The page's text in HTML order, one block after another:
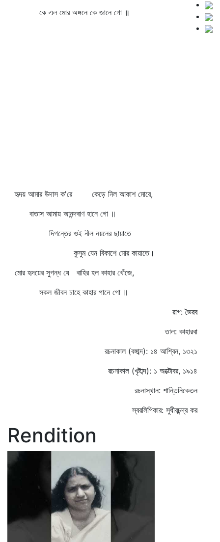
কে এল মোর অঙ্গনে কে জানে গো ॥
হৃদয় আমার উদাস ক'রে কেড়ে নিল আকাশ মোরে,
বাতাস আমায় আনন্দবাণ হানে গো ॥
দিগন্তের ওই নীল নয়নের ছায়াতে
কুসুম যেন বিকাশে মোর কায়াতে।
মোর হৃদয়ের সুগন্ধ যে বাহির হল কাহার খোঁজে,
সকল জীবন চাহে কাহার পানে গো ॥
রাগ: ভৈরব
তাল: কাহারবা
রচনাকাল (বঙ্গাব্দ): ১৪ আশ্বিন, ১৩২১
রচনাকাল (খৃষ্টাব্দ): ১ অক্টোবর, ১৯১৪
রচনাস্থান: শান্তিনিকেতন
স্বরলিপিকার: সুধীরচন্দ্র কর
Rendition